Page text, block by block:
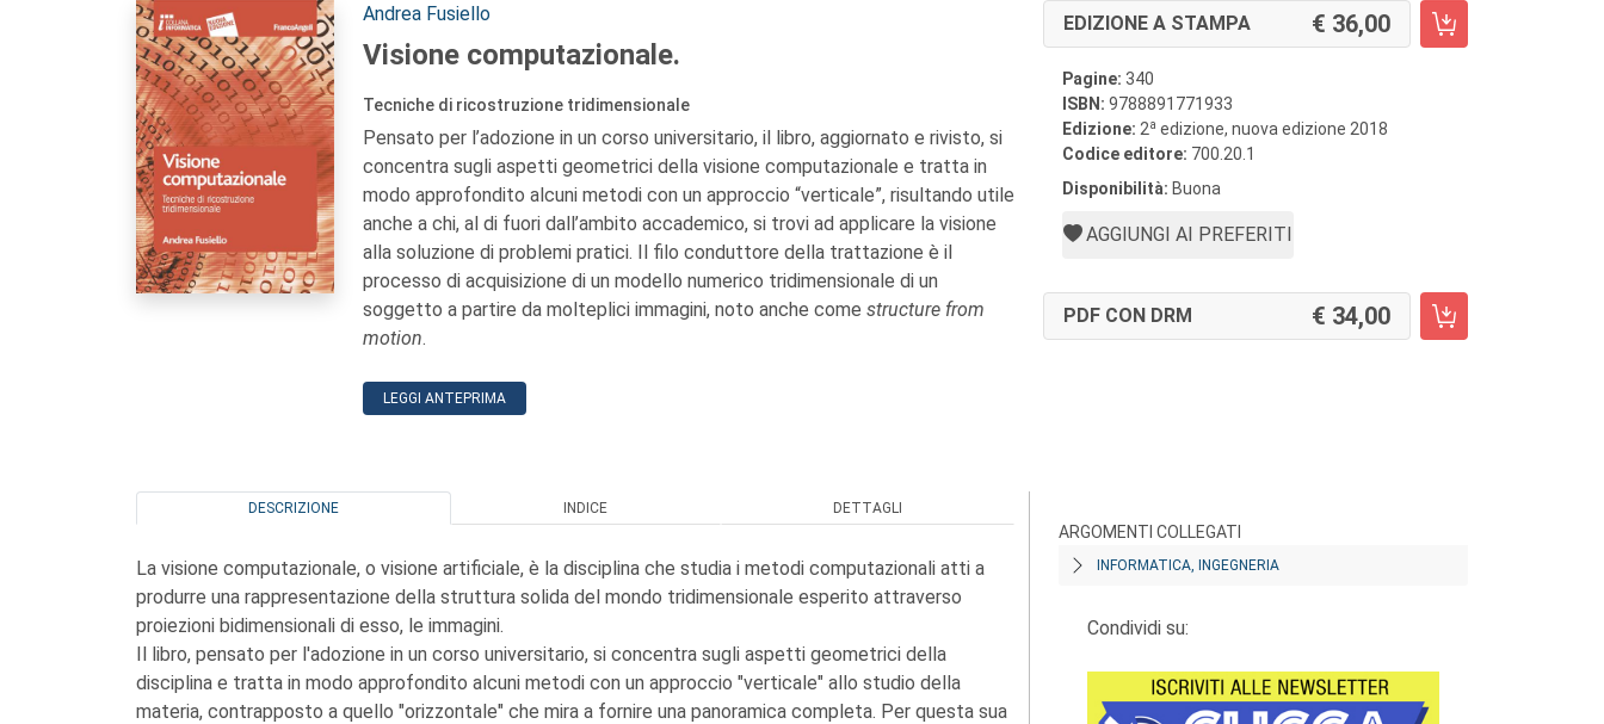
Autori:
Andrea Fusiello
Visione computazionale.
Tecniche di ricostruzione tridimensionale
Pensato per l’adozione in un corso universitario, il libro, aggiornato e rivisto, si
concentra sugli aspetti geometrici della visione computazionale e tratta in
modo approfondito alcuni metodi con un approccio “verticale”, risultando utile
anche a chi, al di fuori dall’ambito accademico, si trovi ad applicare la visione
alla soluzione di problemi pratici. Il filo conduttore della trattazione è il
processo di acquisizione di un modello numerico tridimensionale di un
soggetto a partire da molteplici immagini, noto anche come structure from
motion.
LEGGI ANTEPRIMA
EDIZIONE A STAMPA 36,00
Pagine: 340
ISBN: 9788891771933
Edizione: 2a edizione, nuova edizione 2018
Codice editore: 700.20.1
Disponibilità: Buona
AGGIUNGI AI PREFERITI
PDF CON DRM 34,00
DESCRIZIONE INDICE DETTAGLI
La visione computazionale, o visione artificiale, è la disciplina che studia i metodi computazionali atti a
produrre una rappresentazione della struttura solida del mondo tridimensionale esperito attraverso
proiezioni bidimensionali di esso, le immagini.
Il libro, pensato per l'adozione in un corso universitario, si concentra sugli aspetti geometrici della
disciplina e tratta in modo approfondito alcuni metodi con un approccio "verticale" allo studio della
materia, contrapposto a quello "orizzontale" che mira a fornire una panoramica completa. Per questa sua
ARGOMENTI COLLEGATI
INFORMATICA, INGEGNERIA
Condividi su: